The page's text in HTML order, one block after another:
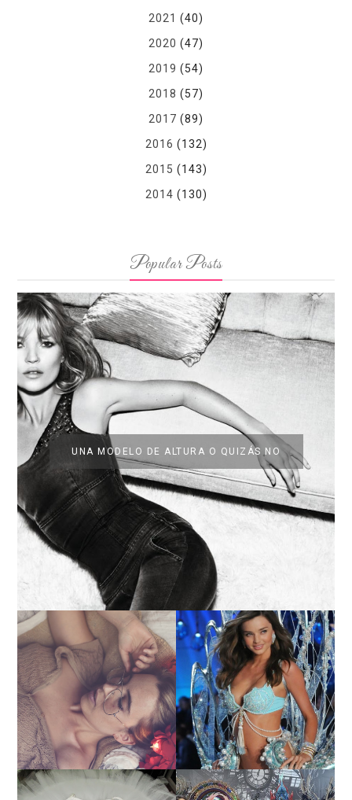
2021 (40)
2020 (47)
2019 (54)
2018 (57)
2017 (89)
2016 (132)
2015 (143)
2014 (130)
Popular Posts
UNA MODELO DE ALTURA O QUIZÁS NO
LA BAILARINA BLANCA
DE LA CRUZ O COMO
REINVENTARSE ANTE
LA ADVERSIDAD.
LA ALTURA DE LAS
MODELOS MAS ALTAS